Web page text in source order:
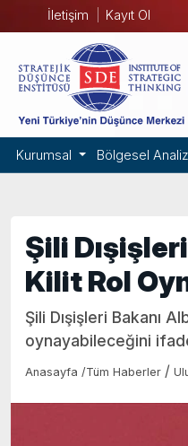
İletişim Kayıt Ol
Kurumsal Bölgesel
Şili
Kilit Rol
Şili Dışişleri Bakanı
oynayabileceğini
Anasayfa /Tüm Haberler /